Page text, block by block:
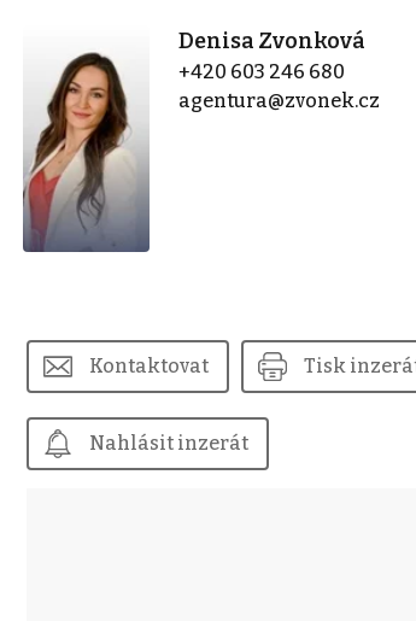
Denisa Zvonková
+420 603 246 680
agentura@zvonek.cz
Kontaktovat Tisk
Nahlásit inzerát